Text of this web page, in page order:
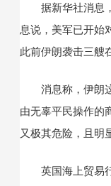
据新华社消息，
息说，美军已开始
此前伊朗袭击三艘
消息称，伊朗这
由无辜平民操作的
又极其危险，且明
英国海上贸易行